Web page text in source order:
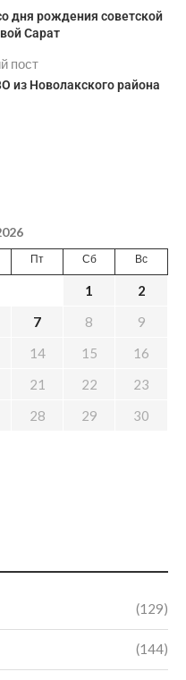
дня рождения советской
Сарат
пост
из Новолакского района
(129)
(144)
Пт Сб Вс
1
2
7 8
9
14 15
16
21 22
23
28 29
30